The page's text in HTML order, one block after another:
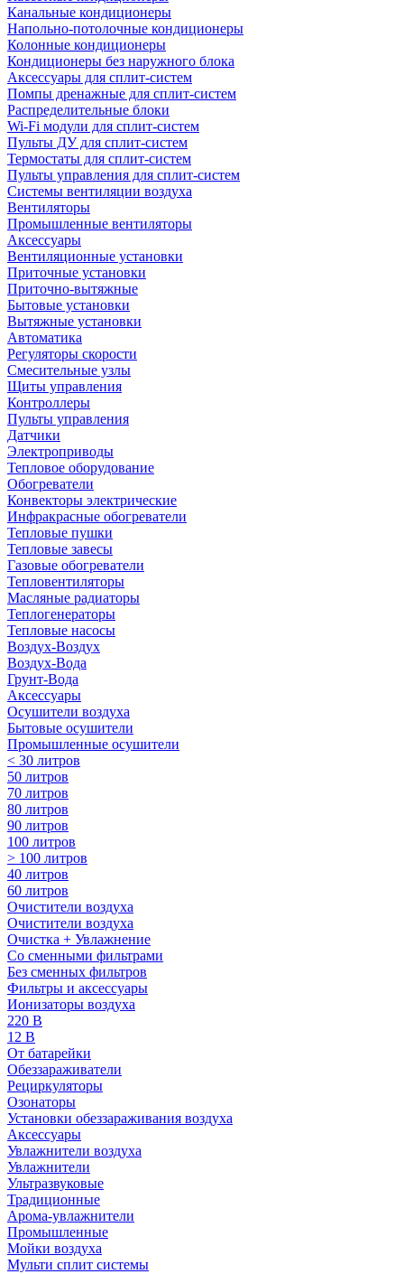
Канальные кондиционеры
Напольно-потолочные кондиционеры
Колонные кондиционеры
Кондиционеры без наружного блока
Аксессуары для сплит-систем
Помпы дренажные для сплит-систем
Распределительные блоки
Wi-Fi модули для сплит-систем
Пульты ДУ для сплит-систем
Термостаты для сплит-систем
Пульты управления для сплит-систем
Системы вентиляции воздуха
Вентиляторы
Промышленные вентиляторы
Аксессуары
Вентиляционные установки
Приточные установки
Приточно-вытяжные
Бытовые установки
Вытяжные установки
Автоматика
Регуляторы скорости
Смесительные узлы
Щиты управления
Контроллеры
Пульты управления
Датчики
Электроприводы
Тепловое оборудование
Обогреватели
Конвекторы электрические
Инфракрасные обогреватели
Тепловые пушки
Тепловые завесы
Газовые обогреватели
Тепловентиляторы
Масляные радиаторы
Теплогенераторы
Тепловые насосы
Воздух-Воздух
Воздух-Вода
Грунт-Вода
Аксессуары
Осушители воздуха
Бытовые осушители
Промышленные осушители
< 30 литров
50 литров
70 литров
80 литров
90 литров
100 литров
> 100 литров
40 литров
60 литров
Очистители воздуха
Очистители воздуха
Очистка + Увлажнение
Cо сменными фильтрами
Без сменных фильтров
Фильтры и аксессуары
Ионизаторы воздуха
220 В
12 В
От батарейки
Обеззараживатели
Рециркуляторы
Озонаторы
Установки обеззараживания воздуха
Аксессуары
Увлажнители воздуха
Увлажнители
Ультразвуковые
Традиционные
Арома-увлажнители
Промышленные
Мойки воздуха
Мульти сплит системы